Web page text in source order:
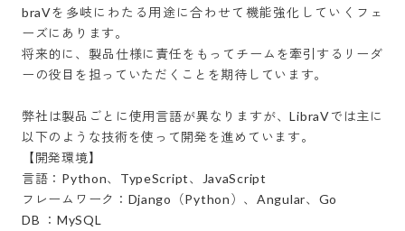
braVを多岐にわたる用途に合わせて機能強化していくフェ
ーズにあります。
将来的に、製品仕様に責任をもってチームを牽引するリーダ
ーの役目を担っていただくことを期待しています。
弊社は製品ごとに使用言語が異なりますが、LibraVでは主に
以下のような技術を使って開発を進めています。
【開発環境】
言語：Python、TypeScript、JavaScript
フレームワーク：Django（Python）、Angular、Go
DB ：MySQL